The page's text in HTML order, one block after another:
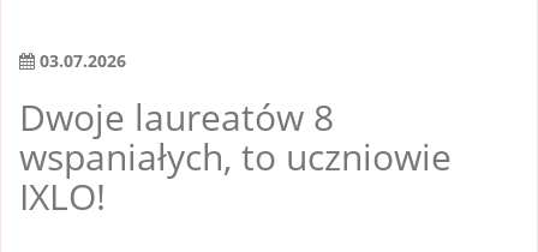
03.07.2026
Dwoje laureatów 8
wspaniałych, to uczniowie
IXLO!